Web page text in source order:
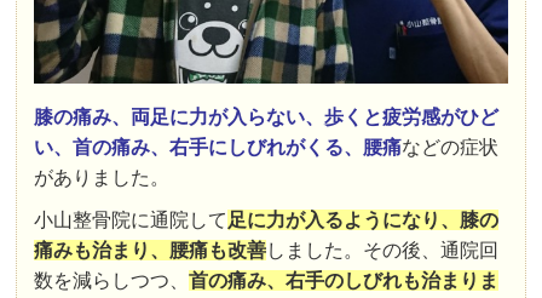
膝の痛み、両足に力が入らない、歩くと疲労感がひど
い、首の痛み、右手にしびれがくる、腰痛などの症状
がありました。
小山整骨院に通院して 足に力が入るようになり、膝の
痛みも治まり、腰痛も改善しました。その後、通院回
数を減らしつつ、首の痛み、右手のしびれも治まりま